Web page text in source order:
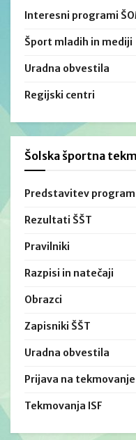
Interesni programi
Šport mladih in mediji
Uradna obvestila
Regijski centri
Šolska športna
Predstavitev
Rezultati ŠŠT
Pravilniki
Razpisi in natečaji
Obrazci
Zapisniki ŠŠT
Uradna obvestila
Prijava na tekmovanje
Tekmovanja ISF